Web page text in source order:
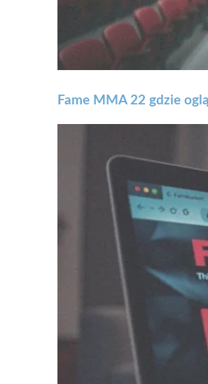
Fame MMA 22 gdzie